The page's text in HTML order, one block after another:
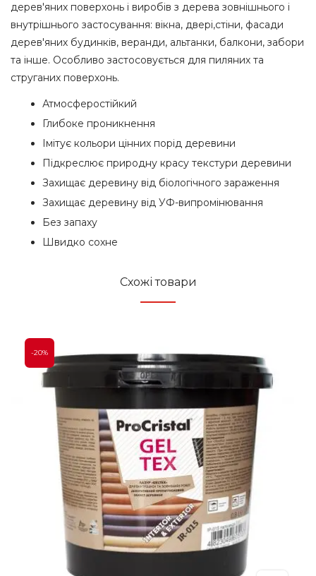
дерев'яних поверхонь і виробів з дерева зовнішнього і
внутрішнього застосування: вікна, двері,стіни, фасади
дерев'яних будинків, веранди, альтанки, балкони, забори
та інше. Особливо застосовується для пиляних та
струганих поверхонь.
Атмосферостійкий
Глибоке проникнення
Імітує кольори цінних порід деревини
Підкреслює природну красу текстури деревини
Захищає деревину від біологічного зараження
Захищає деревину від УФ-випромінювання
Без запаху
Швидко сохне
Схожі товари
-20%